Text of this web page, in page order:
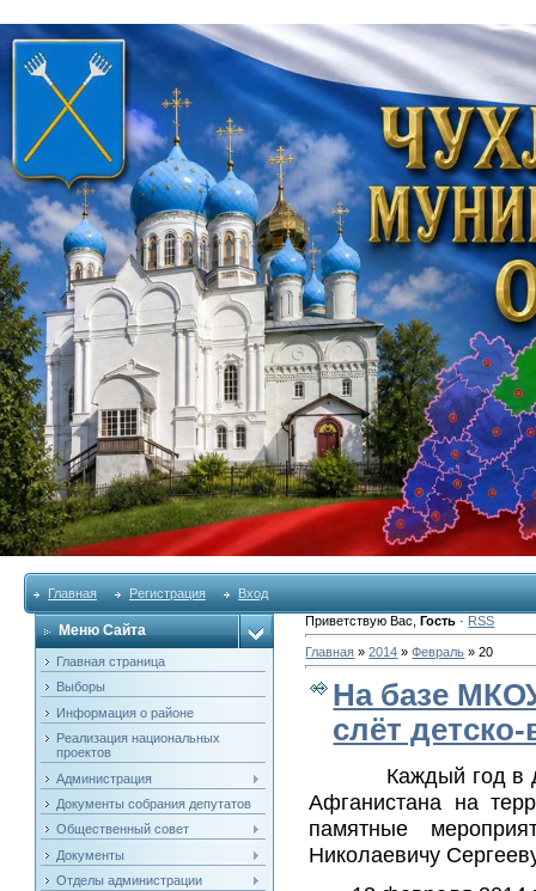
Главная Регистрация Вход
Меню Сайта
Главная страница
Выборы
Информация о районе
Реализация национальных
проектов
Администрация
Документы собрания депутатов
Общественный совет
Документы
Отделы администрации
Приветствую Вас ,Гость · RSS
Главная »2014 » Февраль » 20
На базе
слёт
Каждый год в
Афганистана на
памятные
Николаевичу